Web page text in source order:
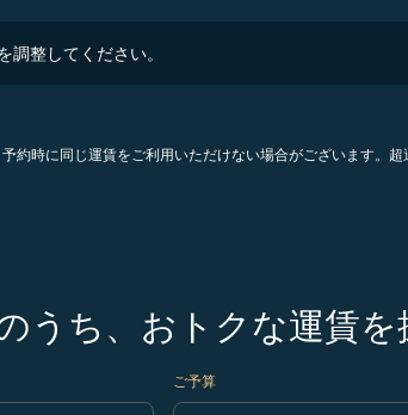
整してください。
時に同じ運賃をご利用いただけない場合がございます。
うち、おトクな運賃を
ご予算